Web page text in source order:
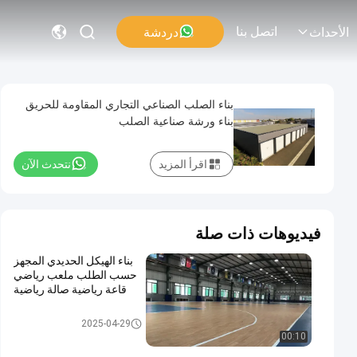
الأحداث اتصل بنا دردشة
بناء الصلب الصناعي التجاري المقاومة للحريق
بناء ورشة صناعية الصلب
نتحدث الآن اقرأ المزيد
فيديوهات ذات صلة
00:10
بناء الهيكل الحديدي المجهز
حسب الطلب ملعب رياضي
قاعة رياضية صالة رياضية
بناء الهياكل الفولاذية2025-04-29